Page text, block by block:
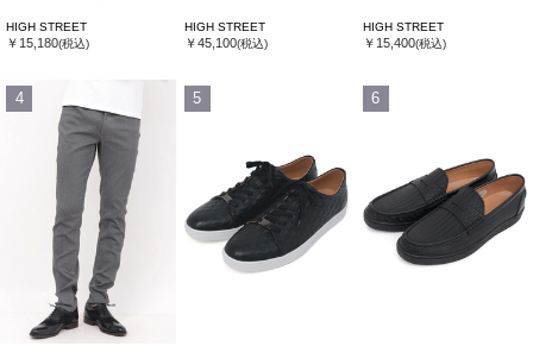
HIGH STREET
￥15,180(税込)
HIGH STREET
￥45,100(税込)
HIGH STREET
￥15,400(税込)
4 5 6